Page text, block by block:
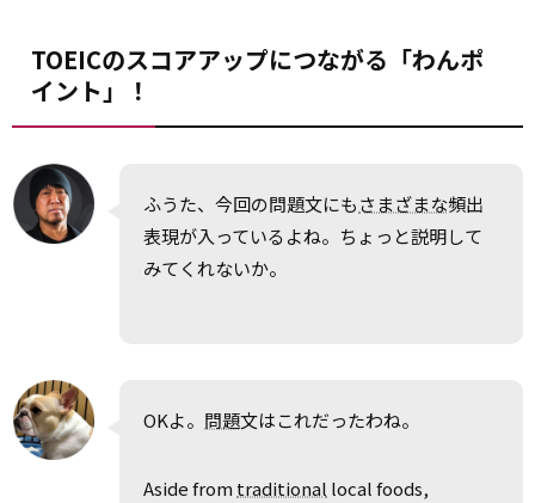
TOEICのスコアアップにつながる「わんポ
イント」！
ふうた、今回の問題文にもさまざまな頻出
表現が入っているよね。ちょっと説明して
みてくれないか。
OKよ。 問題文はこれだったわね。
Aside from traditional local foods,